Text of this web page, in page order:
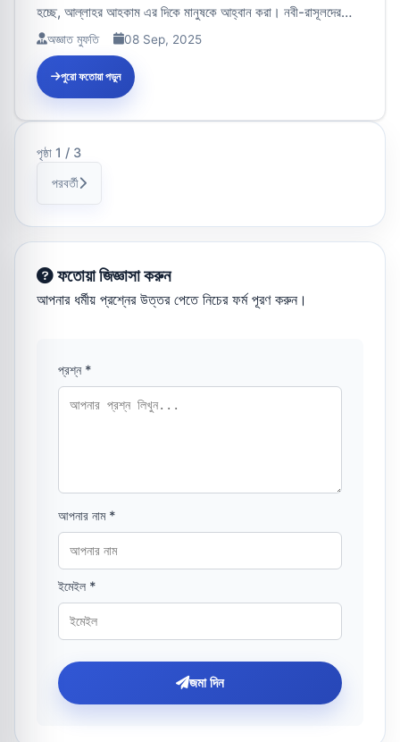
হচ্ছে, আল্লাহর আহকাম এর দিকে মানুষকে আহ্বান করা। নবী-রাসূলদের
মূল...
অজ্ঞাত মুফতি 08 Sep, 2025
পুরো ফতোয়া পড়ুন
পৃষ্ঠা 1 / 3
পরবর্তী
ফতোয়া জিজ্ঞাসা করুন
আপনার ধর্মীয় প্রশ্নের উত্তর পেতে নিচের ফর্ম পূরণ করুন।
প্রশ্ন *
আপনার নাম *
ইমেইল *
জমা দিন